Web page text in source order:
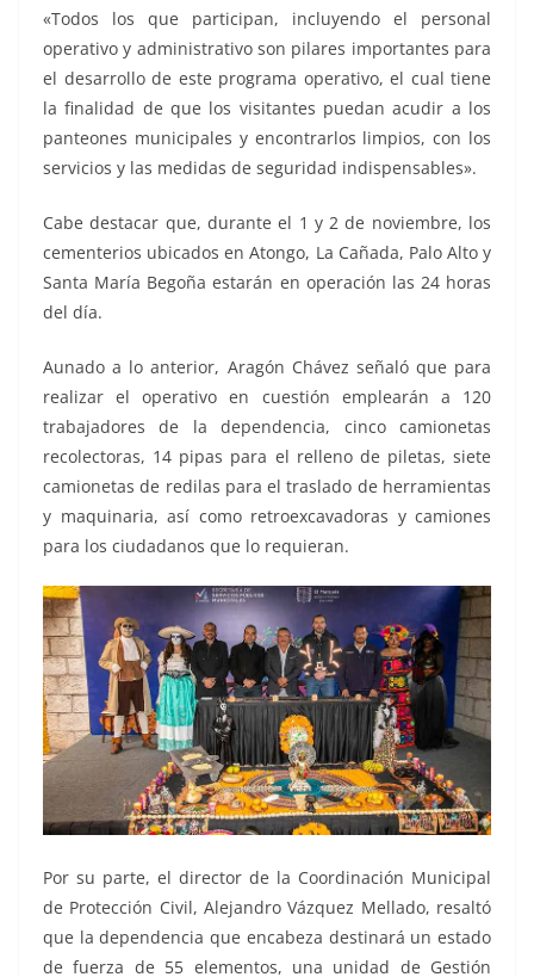
«Todos los que participan, incluyendo el personal
operativo y administrativo son pilares importantes para
el desarrollo de este programa operativo, el cual tiene
la finalidad de que los visitantes puedan acudir a los
panteones municipales y encontrarlos limpios, con los
servicios y las medidas de seguridad indispensables».
Cabe destacar que, durante el 1 y 2 de noviembre, los
cementerios ubicados en Atongo, La Cañada, Palo Alto y
Santa María Begoña estarán en operación las 24 horas
del día.
Aunado a lo anterior, Aragón Chávez señaló que para
realizar el operativo en cuestión emplearán a 120
trabajadores de la dependencia, cinco camionetas
recolectoras, 14 pipas para el relleno de piletas, siete
camionetas de redilas para el traslado de herramientas
y maquinaria, así como retroexcavadoras y camiones
para los ciudadanos que lo requieran.
Por su parte, el director de la Coordinación Municipal
de Protección Civil, Alejandro Vázquez Mellado, resaltó
que la dependencia que encabeza destinará un estado
de fuerza de 55 elementos, una unidad de Gestión